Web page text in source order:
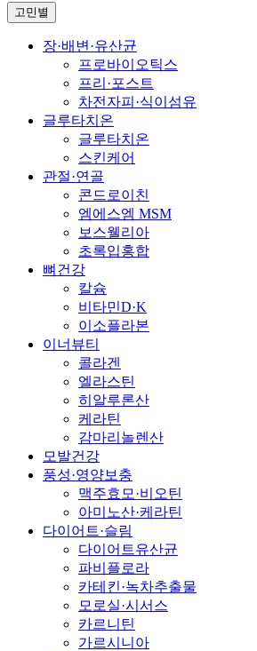
고민별
장·배변·유산균
프로바이오틱스
프리·포스트
차전자피·식이섬유
글루타치온
글루타치온
스킨케어
관절·연골
콘드로이친
엠에스엠 MSM
보스웰리아
초록입홍합
뼈건강
칼슘
비타민D·K
이소플라본
이너뷰티
콜라겐
엘라스틴
히알루론산
케라틴
감마리놀렌산
모발건강
풍성·영양보충
맥주효모·비오틴
아미노산·케라틴
다이어트·슬림
다이어트유산균
파비플로라
카테킨·녹차추출물
모로실·시서스
카르니틴
가르시니아